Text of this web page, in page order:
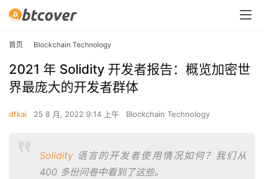
首页 Blockchain Technology
2021 年 Solidity 开发者报告：概览加密世
界最庞大的开发者群体
dfkai 25 8 月, 2022 9:14 上午 Blockchain Technology
Solidity 语言的开发者使用情况如何？我们从
400 多份问卷中看到了这些。